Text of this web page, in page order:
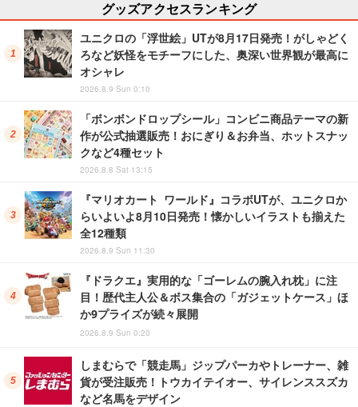
グッズアクセスランキング
ユニクロの「浮世絵」UTが8月17日発売！がしゃどく
ろなど妖怪をモチーフにした、奥深い世界観が最高に
オシャレ
2026.8.9 Sun 0:10
「ボンボンドロップシール」コンビニ商品テーマの新
作が公式抽選販売！おにぎり＆お弁当、ホットスナッ
クなど4種セット
2026.8.8 Sat 13:15
『マリオカート ワールド』コラボUTが、ユニクロか
らいよいよ8月10日発売！懐かしいイラストも揃えた
全12種類
2026.8.9 Sun 11:30
『ドラクエ』実用的な「ゴーレムの腕入れ枕」に注
目！歴代主人公＆ボス集合の「ガジェットケース」ほ
か9プライズが続々展開
2026.8.9 Sun 0:20
しまむらで「競走馬」ジップパーカやトレーナー、雑
貨が受注販売！トウカイテイオー、サイレンススズカ
など名馬をデザイン